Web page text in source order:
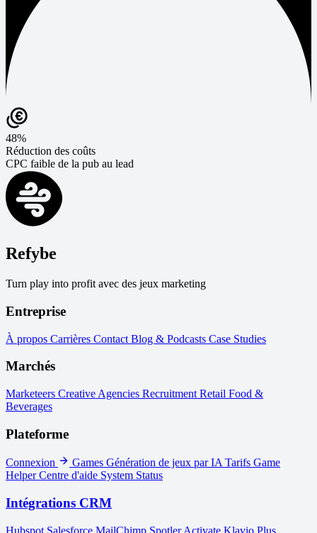
48%
Réduction des coûts
CPC faible de la pub au lead
Refybe
Turn play into profit avec des jeux marketing
Entreprise
À propos Carrières Contact Blog & Podcasts Case Studies
Marchés
Marketeers Creative Agencies Recruitment Retail Food &
Beverages
Plateforme
Connexion Games Génération de jeux par IATarifs Game
HelperCentre d'aide System Status
Intégrations CRM
Hubspot Salesforce MailChimp Spotler Activate Klavio Plus...